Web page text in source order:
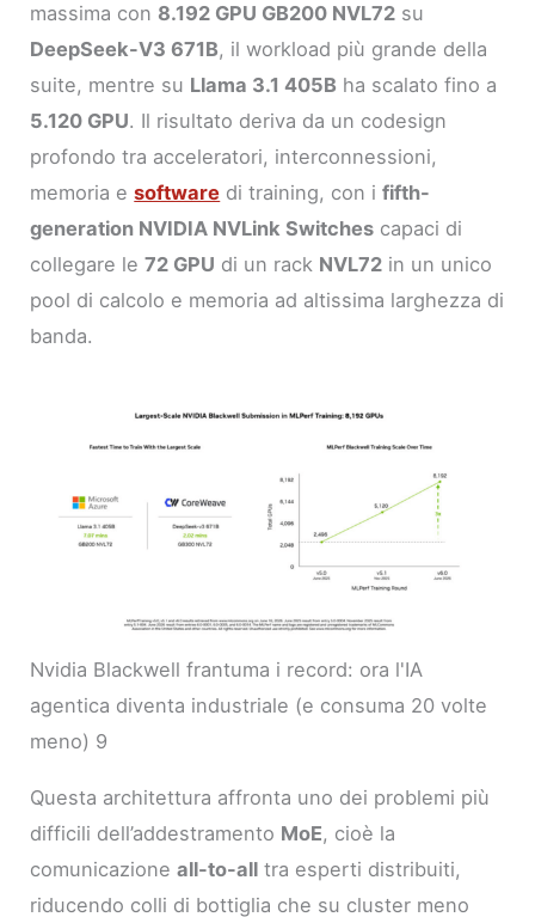
massima con 8.192 GPU GB200 NVL72 su
DeepSeek-V3 671B, il workload più grande della
suite, mentre su Llama 3.1 405B ha scalato fino a
5.120 GPU. Il risultato deriva da un codesign
profondo tra acceleratori, interconnessioni,
memoria esoftware di training, con ififth-
generation NVIDIA NVLink Switches capaci di
collegare le72 GPU di un rack NVL72 in un unico
pool di calcolo e memoria ad altissima larghezza di
banda.
Nvidia Blackwell frantuma i record: ora l'IA
agentica diventa industriale (e consuma 20 volte
meno) 9
Questa architettura affronta uno dei problemi più
difficili dell’addestramento MoE, cioè la
comunicazioneall-to-all tra esperti distribuiti,
riducendo colli di bottiglia che su cluster meno